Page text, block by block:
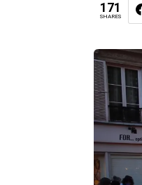
171
SHARES